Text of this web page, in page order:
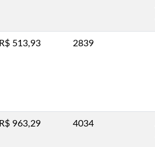
R$ 513,93 2839
R$ 963,29 4034